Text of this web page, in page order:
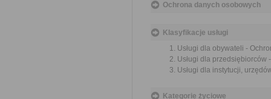
Ochrona danych osobowych
Klasyfikacje usługi
Usługi dla obywateli -
Usługi dla
Usługi dla instytucji,
Kategorie życiowe